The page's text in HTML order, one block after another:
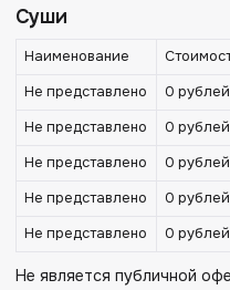
Суши
Наименование
Не представлено
0 рублей
Не представлено
0 рублей
Не представлено
0 рублей
Не представлено
0 рублей
Не представлено
0 рублей
Не является публичной